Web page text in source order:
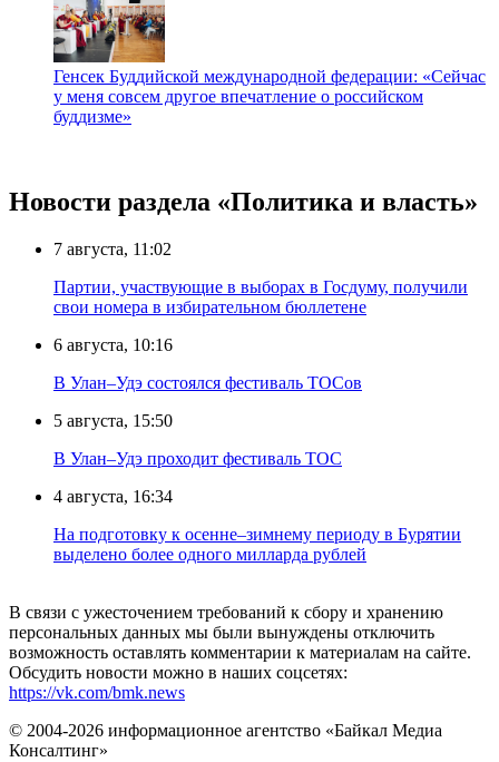
Генсек Буддийской международной федерации: «Сейчас
у меня совсем другое впечатление о российском
буддизме»
Новости раздела «Политика и власть»
7 августа, 11:02
Партии, участвующие в выборах в Госдуму, получили
свои номера в избирательном бюллетене
6 августа, 10:16
В Улан–Удэ состоялся фестиваль ТОСов
5 августа, 15:50
В Улан–Удэ проходит фестиваль ТОС
4 августа, 16:34
На подготовку к осенне–зимнему периоду в Бурятии
выделено более одного милларда рублей
В связи с ужесточением требований к сбору и хранению
персональных данных мы были вынуждены отключить
возможность оставлять комментарии к материалам на сайте.
Обсудить новости можно в наших соцсетях:
https://vk.com/bmk.news
© 2004-2026 информационное агентство «Байкал Медиа
Консалтинг»